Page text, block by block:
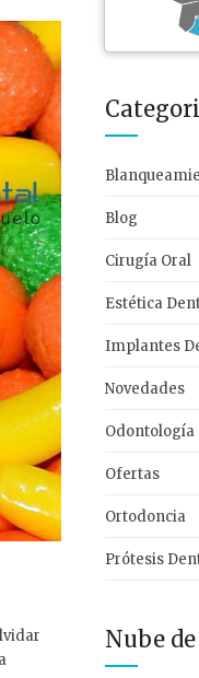
Blog
Cirugía Oral
Estética
Implantes
Novedades
Odontología
Ofertas
Ortodoncia
Prótesis
Nube